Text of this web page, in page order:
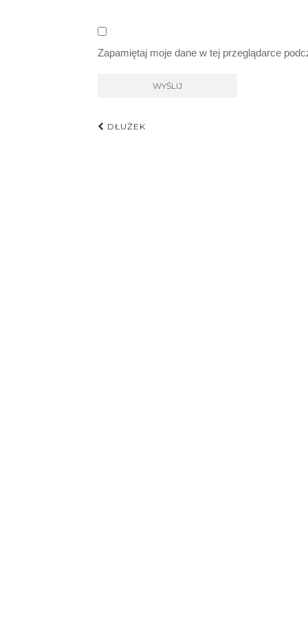
Zapamiętaj moje dane w tej przeglądarce
Nawigacja
DŁUŻEK